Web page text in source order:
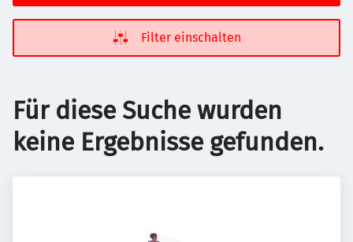
Filter einschalten
Für diese Suche wurden
keine Ergebnisse gefunden.